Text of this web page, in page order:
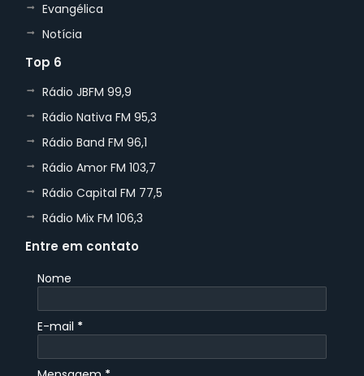
Evangélica
Notícia
Top 6
Rádio JBFM 99,9
Rádio Nativa FM 95,3
Rádio Band FM 96,1
Rádio Amor FM 103,7
Rádio Capital FM 77,5
Rádio Mix FM 106,3
Entre em contato
Nome
E-mail *